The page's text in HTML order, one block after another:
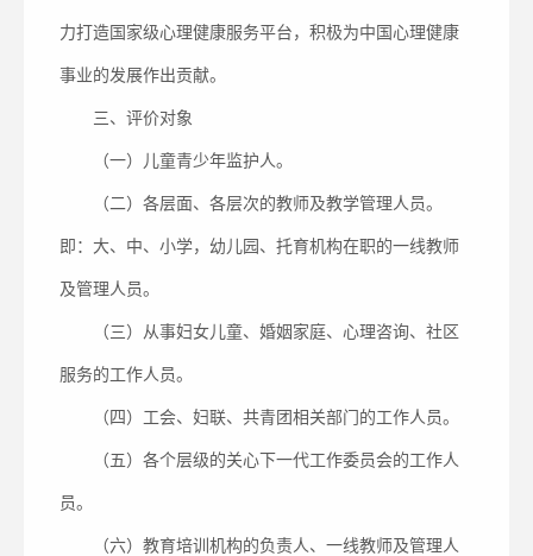
力打造国家级心理健康服务平台，积极为中国心理健康
事业的发展作出贡献。
三、评价对象
（一）儿童青少年监护人。
（二）各层面、各层次的教师及教学管理人员。
即：大、中、小学，幼儿园、托育机构在职的一线教师
及管理人员。
（三）从事妇女儿童、婚姻家庭、心理咨询、社区
服务的工作人员。
（四）工会、妇联、共青团相关部门的工作人员。
（五）各个层级的关心下一代工作委员会的工作人
员。
（六）教育培训机构的负责人、一线教师及管理人